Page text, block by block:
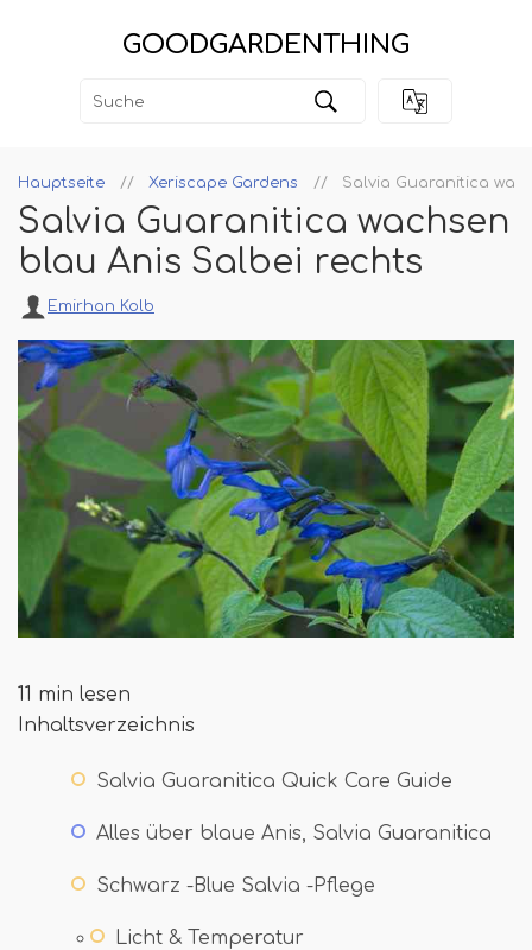
GOODGARDENTHING
Hauptseite Xeriscape Gardens Salvia Guaranitica
Salvia Guaranitica wachsen
blau Anis Salbei rechts
Emirhan Kolb
11 min lesen
Inhaltsverzeichnis
Salvia Guaranitica Quick Care Guide
Alles über blaue Anis, Salvia Guaranitica
Schwarz -Blue Salvia -Pflege
Licht & Temperatur